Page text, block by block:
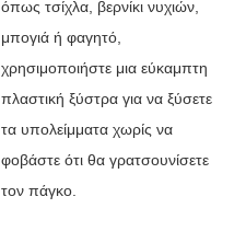
όπως τσίχλα, βερνίκι νυχιών,
μπογιά ή φαγητό,
χρησιμοποιήστε μια εύκαμπτη
πλαστική ξύστρα για να ξύσετε
τα υπολείμματα χωρίς να
φοβάστε ότι θα γρατσουνίσετε
τον πάγκο.